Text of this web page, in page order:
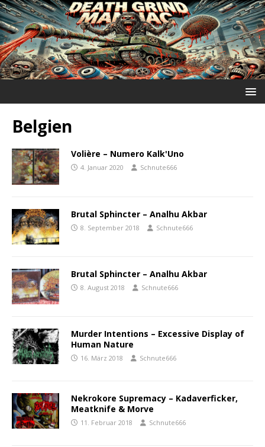
Belgien
Volière – Numero Kalk'Uno
4. Januar 2020 Schnute666
Brutal Sphincter – Analhu Akbar
8. September 2018 Schnute666
Brutal Sphincter ‎– Analhu Akbar
8. August 2018 Schnute666
Murder Intentions – Excessive Display of
Human Nature
16. März 2018 Schnute666
Nekrokore Supremacy – Kadaverficker,
Meatknife & Morve
11. Februar 2018 Schnute666